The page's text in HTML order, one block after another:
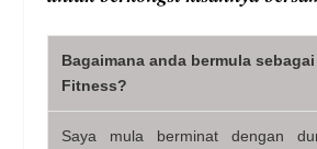
Bagaimana anda bermula
Fitness?
Saya mula berminat dengan